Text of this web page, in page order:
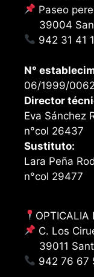
Paseo
39004
942 31 41
N°
06/1999/
Director
Eva Sánchez
n°col 26437
Sustituto:
Lara Peña
n°col 29477
OPTICALIA
C. Los
39011
942 76 67